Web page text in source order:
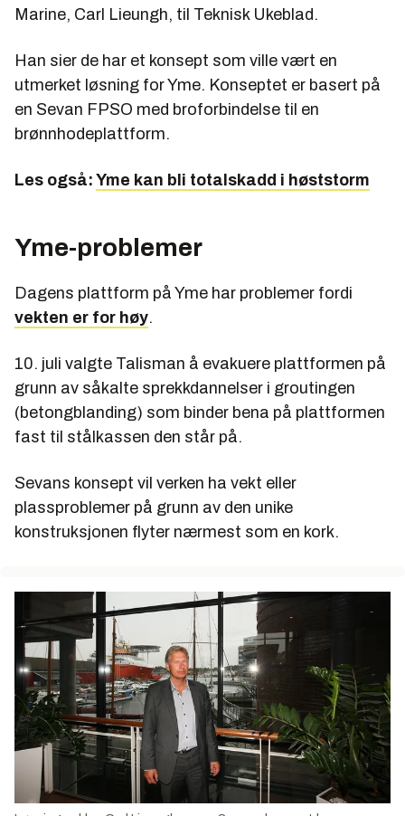
Marine, Carl Lieungh, til Teknisk Ukeblad.
Han sier de har et konsept som ville vært en
utmerket løsning for Yme. Konseptet er basert på
en Sevan FPSO med broforbindelse til en
brønnhodeplattform.
Les også: Yme kan bli totalskadd i høststorm
Yme-problemer
Dagens plattform på Yme har problemer fordi
vekten er for høy.
10. juli valgte Talisman å evakuere plattformen på
grunn av såkalte sprekkdannelser i groutingen
(betongblanding) som binder bena på plattformen
fast til stålkassen den står på.
Sevans konsept vil verken ha vekt eller
plassproblemer på grunn av den unike
konstruksjonen flyter nærmest som en kork.